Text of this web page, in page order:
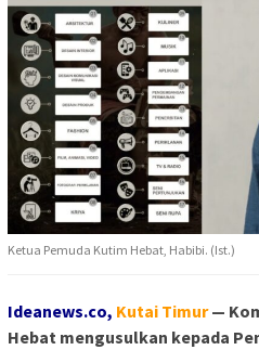
Ketua Pemuda Kutim Hebat, Habibi. (Ist.)
Ideanews.co, Kutai Timur—
Hebat mengusulkan kepada